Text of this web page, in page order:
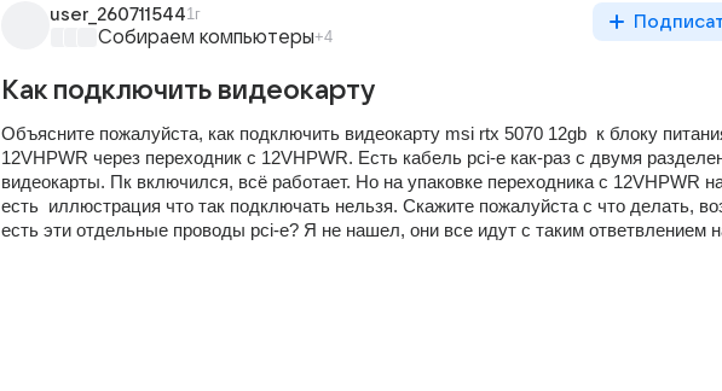
user_2607115441г
Собираем компьютеры+4
Как подключить видеокарту
Объясните пожалуйста, как подключить видеокарту msi rtx 5070 12gb  к блоку
12VHPWR через переходник с 12VHPWR. Есть кабель pci-e как-раз с двумя
видеокарты. Пк включился, всё работает. Но на упаковке переходника с 12VHPWR
есть  иллюстрация что так подключать нельзя. Скажите пожалуйста с что делать,
есть эти отдельные проводы pci-e? Я не нашел, они все идут с таким ответвлением